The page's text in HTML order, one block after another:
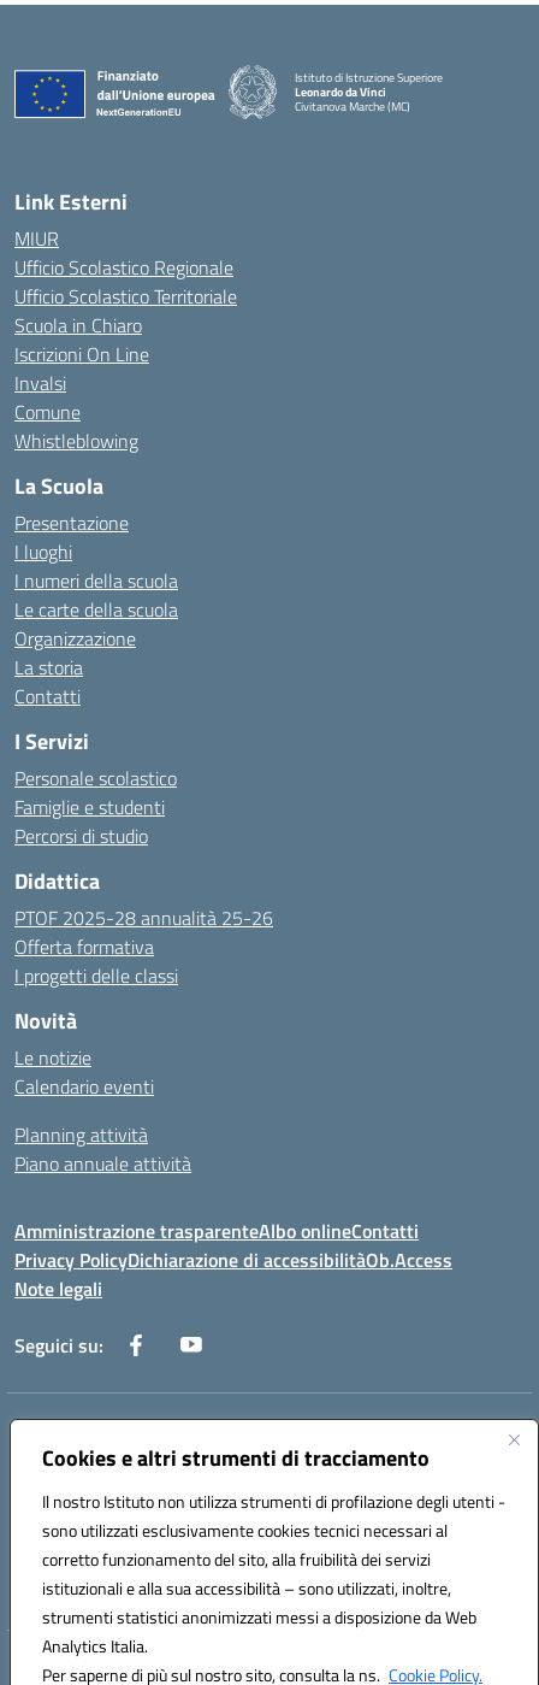
Cookies e altri strumenti di tracciamento
Il nostro Istituto non utilizza strumenti di profilazione degli utenti -
sono utilizzati esclusivamente cookies tecnici necessari al
corretto funzionamento del sito, alla fruibilità dei servizi
istituzionali e alla sua accessibilità – sono utilizzati, inoltre,
strumenti statistici anonimizzati messi a disposizione da Web
Analytics Italia.
Per saperne di più sul nostro sito, consulta la ns. Cookie Policy.
Istituto di Istruzione Superiore
Leonardo da Vinci
Civitanova Marche (MC)
Link Esterni
MIUR
Ufficio Scolastico Regionale
Ufficio Scolastico Territoriale
Scuola in Chiaro
Iscrizioni On Line
Invalsi
Comune
Whistleblowing
La Scuola
Presentazione
I luoghi
I numeri della scuola
Le carte della scuola
Organizzazione
La storia
Contatti
I Servizi
Personale scolastico
Famiglie e studenti
Percorsi di studio
Didattica
PTOF 2025-28 annualità 25-26
Offerta formativa
I progetti delle classi
Novità
Le notizie
Calendario eventi
Planning attività
Piano annuale attività
Amministrazione trasparenteAlbo onlineContatti
Privacy PolicyDichiarazione di accessibilitàOb.Access
Note legali
Seguici su:
Indirizzo:
Centralino:0733/815931 - 0733/784180
Posta elettronica certificata (PEC):MCIS00200P@pec.istruzione.it
Codice fiscale: 80006860433
Codice meccanografico: MCIS00200P
Hosting & Powered by 3D Solution S.r.l.